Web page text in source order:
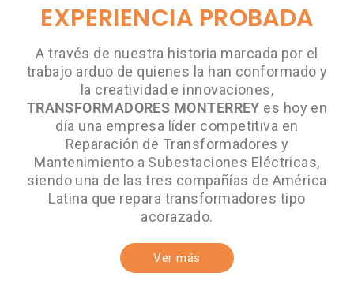
EXPERIENCIA PROBADA
A través de nuestra historia marcada por el
trabajo arduo de quienes la han conformado y
la creatividad e innovaciones,
TRANSFORMADORES MONTERREY es hoy en
día una empresa líder competitiva en
Reparación de Transformadores y
Mantenimiento a Subestaciones Eléctricas,
siendo una de las tres compañías de América
Latina que repara transformadores tipo
acorazado.
Ver más